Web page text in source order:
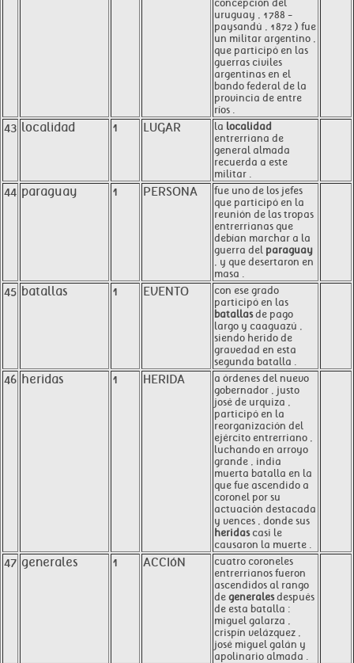
concepción del
uruguay , 1788 -
paysandú , 1872 ) fue
un militar argentino ,
que participó en las
guerras civiles
argentinas en el
bando federal de la
provincia de entre
ríos .
43 localidad 1 LUGAR la localidad
entrerriana de
general almada
recuerda a este
militar .
44 paraguay 1 PERSONA
fue uno de los jefes
que participó en la
reunión de las tropas
entrerrianas que
debían marchar a la
guerra del paraguay
, y que desertaron en
masa .
45 batallas 1 EVENTO
con ese grado
participó en las
batallasde pago
largo y caaguazú ,
siendo herido de
gravedad en esta
segunda batalla .
46 heridas 1 HERIDA
a órdenes del nuevo
gobernador , justo
josé de urquiza ,
participó en la
reorganización del
ejército entrerriano ,
luchando en arroyo
grande , india
muerta batalla en la
que fue ascendido a
coronel por su
actuación destacada
y vences , donde sus
heridascasi le
causaron la muerte .
47 generales 1 ACCIóN
cuatro coroneles
entrerrianos fueron
ascendidos al rango
de generalesdespués
de esta batalla :
miguel galarza ,
crispín velázquez ,
josé miguel galán y
apolinario almada .